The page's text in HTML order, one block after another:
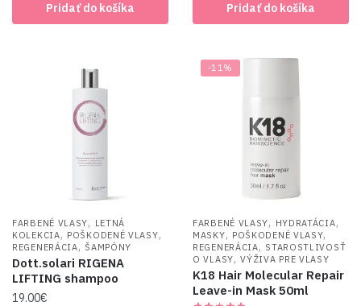
Pridať do košíka Pridať do košíka
FARBENÉ VLASY, LETNÁ
KOLEKCIA, POŠKODENÉ VLASY,
REGENERÁCIA, ŠAMPÓNY
Dott.solari RIGENA
LIFTING shampoo
19.00€
-11%
FARBENÉ VLASY, HYDRATÁCIA,
MASKY, POŠKODENÉ VLASY,
REGENERÁCIA, STAROSTLIVOSŤ
O VLASY,VÝŽIVA PRE VLASY
K18 Hair Molecular Repair
Leave-in Mask 50ml